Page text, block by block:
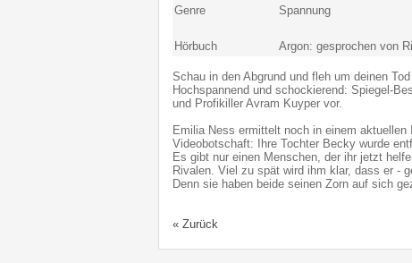
Genre
Spannung
Hörbuch Argon: gesprochen von
Schau in den Abgrund und fleh um deinen Tod
Hochspannend und schockierend: Spiegel-
und Profikiller Avram Kuyper vor.
Emilia Ness ermittelt noch in einem
Videobotschaft: Ihre Tochter Becky wurde
Es gibt nur einen Menschen, der ihr jetzt
Rivalen. Viel zu spät wird ihm klar, dass er -
Denn sie haben beide seinen Zorn auf sich
« Zurück